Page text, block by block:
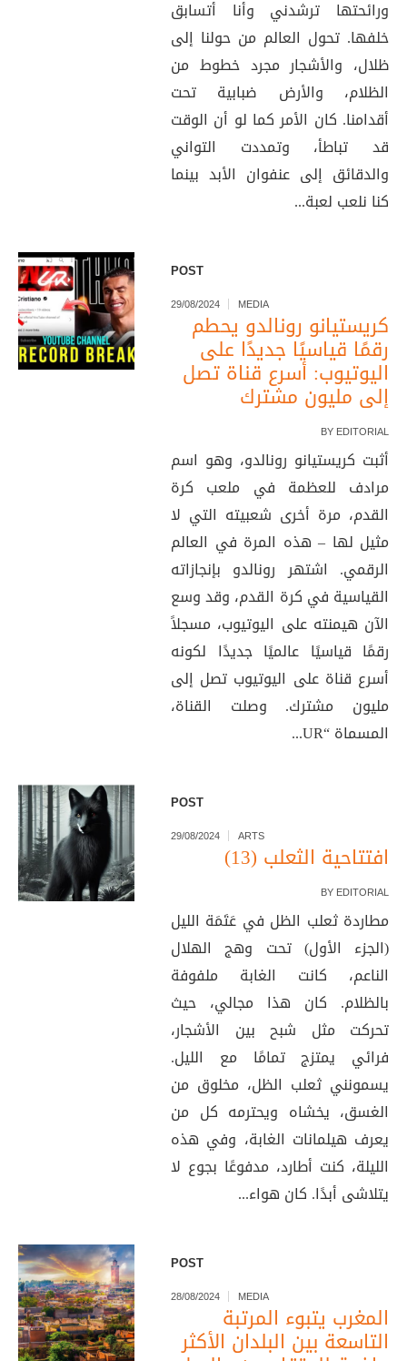
ورائحتها ترشدني وأنا أتسابق
خلفها. تحول العالم من حولنا إلى
ظلال، والأشجار مجرد خطوط من
الظلام، والأرض ضبابية تحت
أقدامنا. كان الأمر كما لو أن الوقت
قد تباطأ، وتمددت التواني
والدقائق إلى عنفوان الأبد بينما
كنا نلعب لعبة...
POST
29/08/2024 MEDIA
كريستيانو رونالدو يحطم
رقمًا قياسيًا جديدًا على
اليوتيوب: أسرع قناة تصل
إلى مليون مشترك
BY EDITORIAL
أثبت كريستيانو رونالدو، وهو اسم
مرادف للعظمة في ملعب كرة
القدم، مرة أخرى شعبيته التي لا
مثيل لها – هذه المرة في العالم
الرقمي. اشتهر رونالدو بإنجازاته
القياسية في كرة القدم، وقد وسع
الآن هيمنته على اليوتيوب، مسجلاً
رقمًا قياسيًا عالميًا جديدًا لكونه
أسرع قناة على اليوتيوب تصل إلى
مليون مشترك. وصلت القناة،
المسماة “UR...
POST
29/08/2024 ARTS
افتتاحية الثعلب (13)
BY EDITORIAL
مطاردة ثعلب الظل في عَتَمَة الليل
(الجزء الأول) تحت وهج الهلال
الناعم، كانت الغابة ملفوفة
بالظلام. كان هذا مجالي، حيث
تحركت مثل شبح بين الأشجار،
فرائي يمتزج تمامًا مع الليل.
يسمونني ثعلب الظل، مخلوق من
الغسق، يخشاه ويحترمه كل من
يعرف هيلمانات الغابة، وفي هذه
الليلة، كنت أطارد، مدفوعًا بجوع لا
يتلاشى أبدًا. كان هواء...
POST
28/08/2024 MEDIA
المغرب يتبوء المرتبة
التاسعة بين البلدان الأكثر